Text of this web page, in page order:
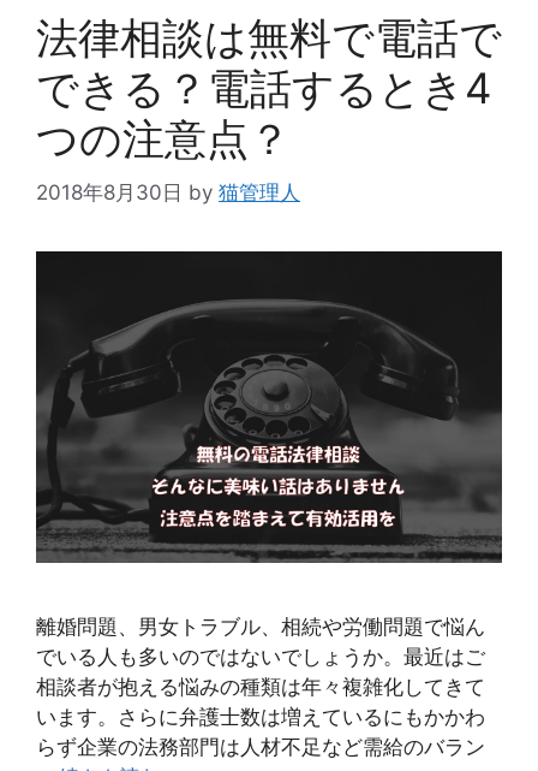
ー
法律相談は無料で電話で
できる？電話するとき4
つの注意点？
2018年8月30日 by 猫管理人
離婚問題、男女トラブル、相続や労働問題で悩ん
でいる人も多いのではないでしょうか。最近はご
相談者が抱える悩みの種類は年々複雑化してきて
います。さらに弁護士数は増えているにもかかわ
らず企業の法務部門は人材不足など需給のバラン